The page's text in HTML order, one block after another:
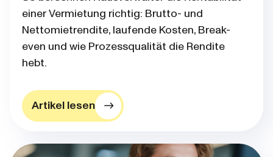
einer Vermietung richtig: Brutto- und
Nettomietrendite, laufende Kosten, Break-
even und wie Prozessqualität die Rendite
hebt.
Artikel lesen
Blog post thumbnail